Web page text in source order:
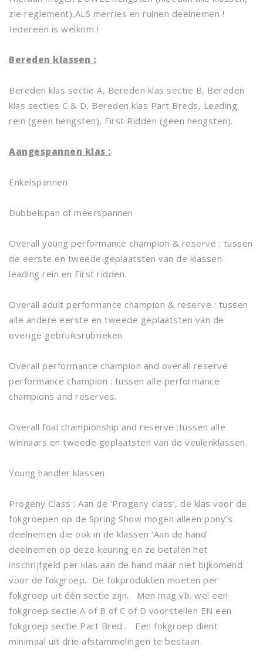
zie reglement),ALS merries en ruinen deelnemen !
Iedereen is welkom !
Bereden klassen :
Bereden klas sectie A, Bereden klas sectie B, Bereden
klas secties C & D, Bereden klas Part Breds, Leading
rein (geen hengsten), First Ridden (geen hengsten).
Aangespannen klas :
Enkelspannen
Dubbelspan of meerspannen
Overall young performance champion & reserve : tussen
de eerste en tweede geplaatsten van de klassen
leading rein en First ridden.
Overall adult performance champion & reserve : tussen
alle andere eerste en tweede geplaatsten van de
overige gebruiksrubrieken
Overall performance champion and overall reserve
performance champion : tussen alle performance
champions and reserves.
Overall foal championship and reserve :tussen alle
winnaars en tweede geplaatsten van de veulenklassen.
Young handler klassen
Progeny Class : Aan de ‘Progeny class’, de klas voor de
fokgroepen op de Spring Show mogen alleen pony’s
deelnemen die ook in de klassen ‘Aan de hand’
deelnemen op deze keuring en ze betalen het
inschrijfgeld per klas aan de hand maar niet bijkomend
voor de fokgroep. De fokprodukten moeten per
fokgroep uit één sectie zijn. Men mag vb. wel een
fokgroep sectie A of B of C of D voorstellen EN een
fokgroep sectie Part Bred . Een fokgroep dient
minimaal uit drie afstammelingen te bestaan.